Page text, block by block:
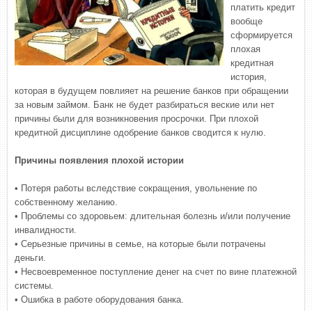
платить кредит
вообще
сформируется
плохая
кредитная
история,
которая в будущем повлияет на решение банков при обращении
за новым займом. Банк не будет разбираться веские или нет
причины были для возникновения просрочки. При плохой
кредитной дисциплине одобрение банков сводится к нулю.
Причины появления плохой истории
• Потеря работы вследствие сокращения, увольнение по
собственному желанию.
• Проблемы со здоровьем: длительная болезнь и/или получение
инвалидности.
• Серьезные причины в семье, на которые были потрачены
деньги.
• Несвоевременное поступление денег на счет по вине платежной
системы.
• Ошибка в работе оборудования банка.